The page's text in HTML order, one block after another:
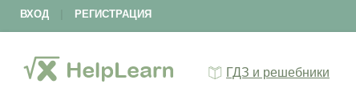
ВХОД РЕГИСТРАЦИЯ
ГДЗ и решебники